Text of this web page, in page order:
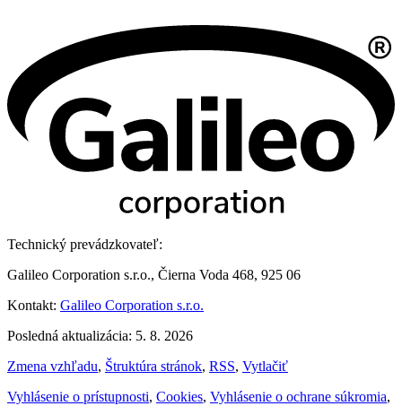
Technický prevádzkovateľ:
Galileo Corporation s.r.o., Čierna Voda 468, 925 06
Kontakt: Galileo Corporation s.r.o.
Posledná aktualizácia: 5. 8. 2026
Zmena vzhľadu, Štruktúra stránok, RSS, Vytlačiť
Vyhlásenie o prístupnosti, Cookies, Vyhlásenie o ochrane súkromia,